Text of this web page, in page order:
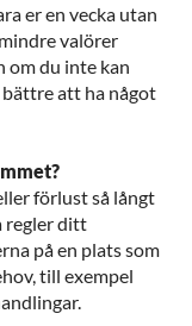
er en vecka utan
valörer
om du inte kan
bättre att ha något
förlust så långt
regler ditt
på en plats som
till exempel